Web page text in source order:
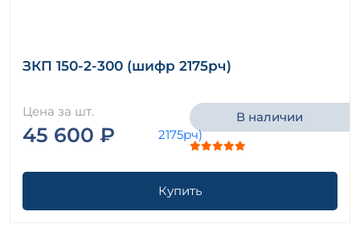
ЗКП 150-2-300 (шифр 2175рч)
Цена за шт.
45 600 ₽
В наличии
Купить